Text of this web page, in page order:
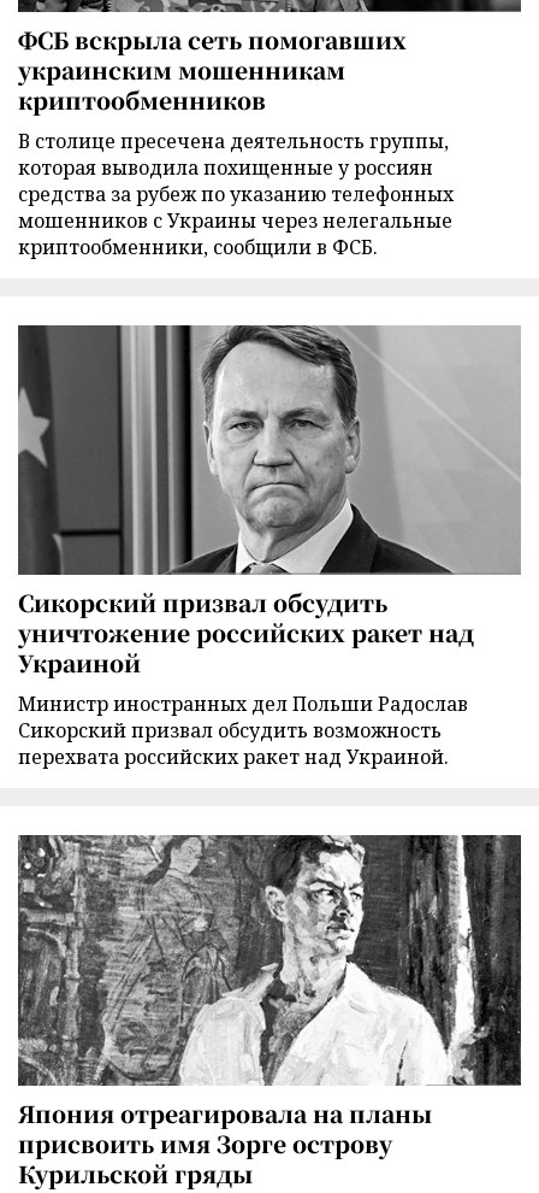
ФСБ вскрыла сеть помогавших
украинским мошенникам
криптообменников
В столице пресечена деятельность группы,
которая выводила похищенные у россиян
средства за рубеж по указанию телефонных
мошенников с Украины через нелегальные
криптообменники, сообщили в ФСБ.
Сикорский призвал обсудить
уничтожение российских ракет над
Украиной
Министр иностранных дел Польши Радослав
Сикорский призвал обсудить возможность
перехвата российских ракет над Украиной.
Япония отреагировала на планы
присвоить имя Зорге острову
Курильской гряды